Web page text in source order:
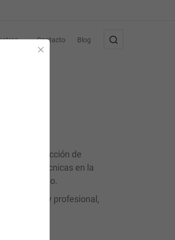
Contacto Blog
amplia selección de
técnicas en la
de sellado.
segura y profesional,